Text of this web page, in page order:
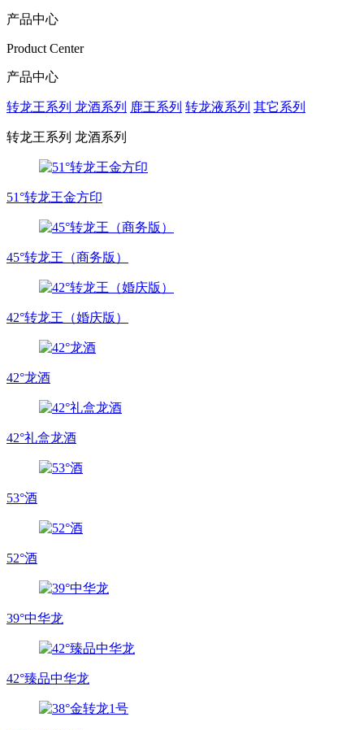
产品中心
Product Center
产品中心
转龙王系列 龙酒系列 鹿王系列 转龙液系列 其它系列
转龙王系列 龙酒系列
51°转龙王金方印
45°转龙王（商务版）
42°转龙王（婚庆版）
42°龙酒
42°礼盒龙酒
53°酒
52°酒
39°中华龙
42°臻品中华龙